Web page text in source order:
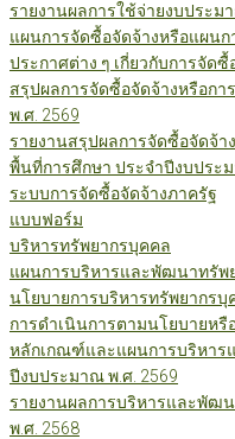
รายงานผลการใช้จ่ายงบประม
แผนการจัดซื้อจัดจ้างหรือแผน
ประกาศต่าง ๆ เกี่ยวกับการจัด
สรุปผลการจัดซื้อจัดจ้างหรือก
พ.ศ. 2569
รายงานสรุปผลการจัดซื้อจัดจ้
พื้นที่การศึกษา ประจำปีงบประ
ระบบการจัดซื้อจัดจ้างภาครัฐ
แบบฟอร์ม
บริหารทรัพยากรบุคคล
แผนการบริหารและพัฒนาทรัพ
นโยบายการบริหารทรัพยากรบุ
การดำเนินการตามนโยบายห
หลักเกณฑ์และแผนการบริหาร
ปีงบประมาณ พ.ศ. 2569
รายงานผลการบริหารและพัฒ
พ.ศ. 2568